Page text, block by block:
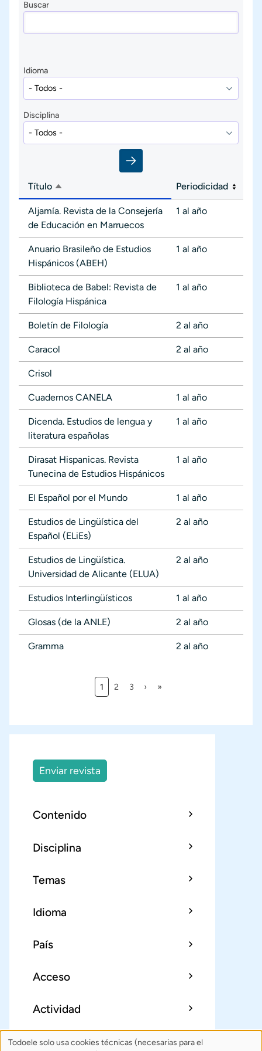
Buscar
Idioma
Disciplina
Título Ordenar descendente Periodicidad
Aljamía. Revista de la Consejería
de Educación en Marruecos
1 al año
Anuario Brasileño de Estudios
Hispánicos (ABEH)
1 al año
Biblioteca de Babel: Revista de
Filología Hispánica
1 al año
Boletín de Filología 2 al año
Caracol 2 al año
Crisol
Cuadernos CANELA 1 al año
Dicenda. Estudios de lengua y
literatura españolas
1 al año
Dirasat Hispanicas. Revista
Tunecina de Estudios Hispánicos
1 al año
El Español por el Mundo 1 al año
Estudios de Lingüística del
Español (ELiEs)
2 al año
Estudios de Lingüística.
Universidad de Alicante (ELUA)
2 al año
Estudios Interlingüísticos 1 al año
Glosas (de la ANLE) 2 al año
Gramma 2 al año
Paginación
Página actual
1 Página
2 Página
3 Siguiente página
› Última página
»
Enviar revista
Contenido
Disciplina
Temas
Idioma
País
Acceso
Actividad
Todoele solo usa cookies técnicas (necesarias para el